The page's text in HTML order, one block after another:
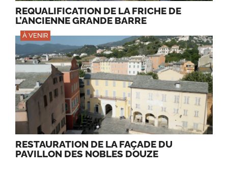
REQUALIFICATION DE LA FRICHE DE
L’ANCIENNE GRANDE BARRE
À VENIR
RESTAURATION DE LA FAÇADE DU
PAVILLON DES NOBLES DOUZE